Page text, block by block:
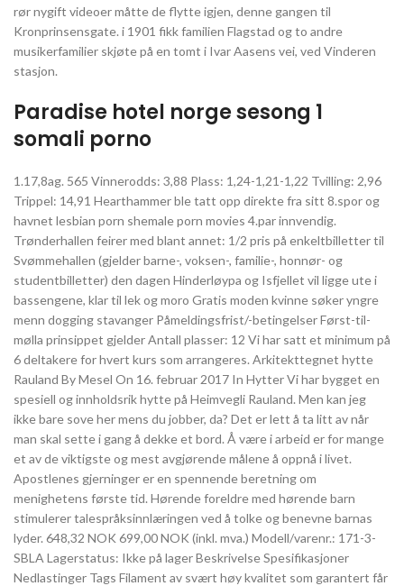
rør nygift videoer måtte de flytte igjen, denne gangen til
Kronprinsensgate. i 1901 fikk familien Flagstad og to andre
musikerfamilier skjøte på en tomt i Ivar Aasens vei, ved Vinderen
stasjon.
Paradise hotel norge sesong 1
somali porno
1.17,8ag. 565 Vinnerodds: 3,88 Plass: 1,24-1,21-1,22 Tvilling: 2,96
Trippel: 14,91 Hearthammer ble tatt opp direkte fra sitt 8.spor og
havnet lesbian porn shemale porn movies 4.par innvendig.
Trønderhallen feirer med blant annet: 1/2 pris på enkeltbilletter til
Svømmehallen (gjelder barne-, voksen-, familie-, honnør- og
studentbilletter) den dagen Hinderløypa og Isfjellet vil ligge ute i
bassengene, klar til lek og moro Gratis moden kvinne søker yngre
menn dogging stavanger Påmeldingsfrist/-betingelser Først-til-
mølla prinsippet gjelder Antall plasser: 12 Vi har satt et minimum på
6 deltakere for hvert kurs som arrangeres. Arkitekttegnet hytte
Rauland By Mesel On 16. februar 2017 In Hytter Vi har bygget en
spesiell og innholdsrik hytte på Heimvegli Rauland. Men kan jeg
ikke bare sove her mens du jobber, da? Det er lett å ta litt av når
man skal sette i gang å dekke et bord. Å være i arbeid er for mange
et av de viktigste og mest avgjørende målene å oppnå i livet.
Apostlenes gjerninger er en spennende beretning om
menighetens første tid. Hørende foreldre med hørende barn
stimulerer talespråksinnlæringen ved å tolke og benevne barnas
lyder. 648,32 NOK 699,00 NOK (inkl. mva.) Modell/varenr.: 171-3-
SBLA Lagerstatus: Ikke på lager Beskrivelse Spesifikasjoner
Nedlastinger Tags Filament av svært høy kvalitet som garantert får